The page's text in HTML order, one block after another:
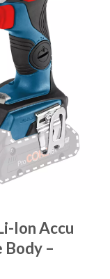
Ion Accu
–